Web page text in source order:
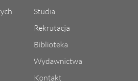
Studia
Rekrutacja
Biblioteka
Wydawnictwa
Kontakt